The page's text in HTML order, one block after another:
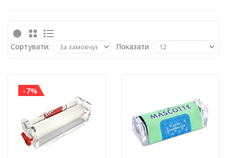
Сортувати: Показати
-7%